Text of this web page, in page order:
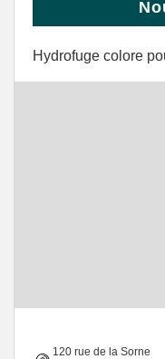
Hydrofuge colore
120 rue de la Sorne